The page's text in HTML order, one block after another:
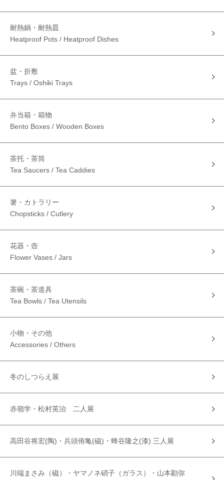
耐熱鍋・耐熱皿
Heatproof Pots / Heatproof Dishes
盆・折敷
Trays / Oshiki Trays
弁当箱・箱物
Bento Boxes / Wooden Boxes
茶托・茶筒
Tea Saucers / Tea Caddies
箸・カトラリー
Chopsticks / Cutlery
花器・壺
Flower Vases / Jars
茶碗・茶道具
Tea Bowls / Tea Utensils
小物・その他
Accessories / Others
冬のしつらえ展
赤嶺学・松村英治 二人展
高田谷将宏(陶)・兵頭侑亀(磁)・蜂谷隆之(漆) 三人展
川端まさみ（磁）・ヤマノネ硝子（ガラス）・山本勘弥